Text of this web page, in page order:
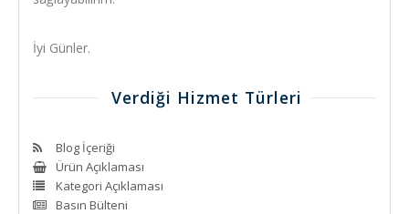
İyi Günler.
Verdiği Hizmet Türleri
Blog İçeriği
Ürün Açıklaması
Kategori Açıklaması
Basın Bülteni